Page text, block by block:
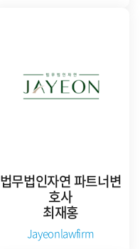
법무법인자연 파트너변
호사
최재홍
Jayeonlawfirm